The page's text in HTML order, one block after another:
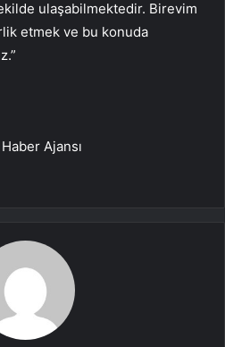
ulaşabilmektedir. Birevim
etmek ve bu konuda
Ajansı